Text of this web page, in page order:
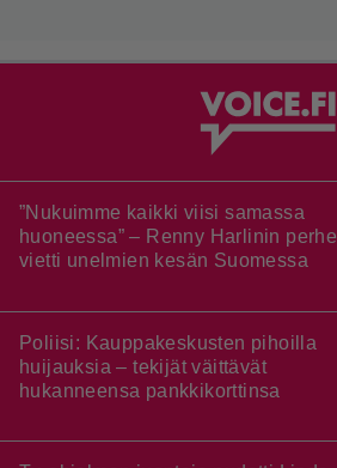
”Nukuimme kaikki viisi samassa
huoneessa” – Renny Harlinin perhe
vietti unelmien kesän Suomessa
Poliisi: Kauppakeskusten pihoilla
huijauksia – tekijät väittävät
hukanneensa pankkikorttinsa